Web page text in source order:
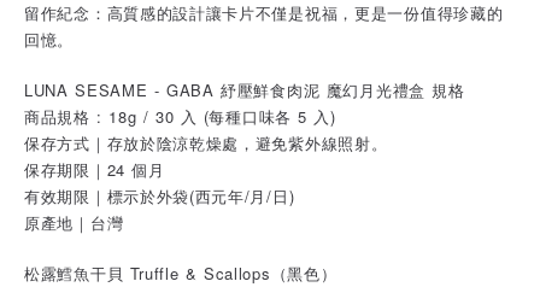
留作紀念：高質感的設計讓卡片不僅是祝福，更是一份值得珍藏的
回憶。
LUNA SESAME - GABA 紓壓鮮食肉泥 魔幻月光禮盒 規格
商品規格 : 18g / 30 入 (每種口味各 5 入)
保存方式｜存放於陰涼乾燥處，避免紫外線照射。
保存期限｜24 個月
有效期限｜標示於外袋(西元年/月/日)
原產地｜台灣
松露鱈魚干貝 Truffle & Scallops（黑色）